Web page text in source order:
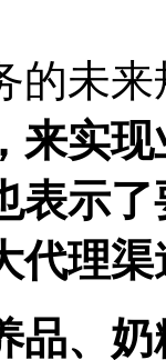
未来
来实
表示
代理
品、